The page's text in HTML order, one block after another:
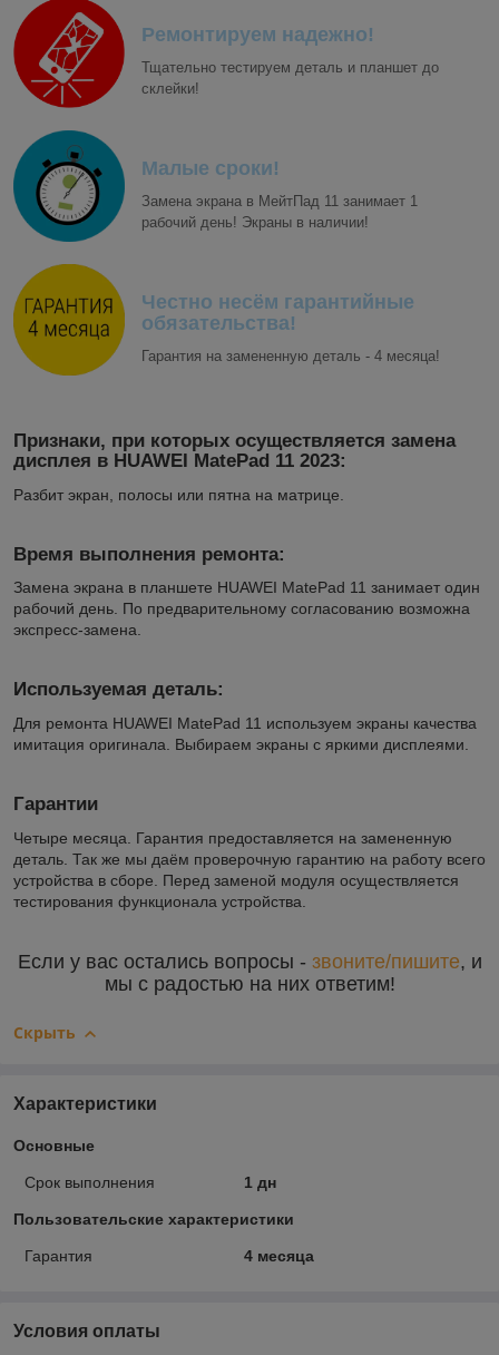
Ремонтируем надежно!
Тщательно тестируем деталь и планшет до
склейки!
Малые сроки!
Замена экрана в МейтПад 11 занимает 1
рабочий день! Экраны в наличии!
Честно несём гарантийные
обязательства!
Гарантия на замененную деталь - 4 месяца!
Признаки, при которых осуществляется замена
дисплея в HUAWEI MatePad 11 2023:
Разбит экран, полосы или пятна на матрице.
Время выполнения ремонта:
Замена экрана в планшете HUAWEI MatePad 11 занимает один
рабочий день. По предварительному согласованию возможна
экспресс-замена.
Используемая деталь:
Для ремонта HUAWEI MatePad 11 используем экраны качества
имитация оригинала. Выбираем экраны с яркими дисплеями.
Гарантии
Четыре месяца. Гарантия предоставляется на замененную
деталь. Так же мы даём проверочную гарантию на работу всего
устройства в сборе. Перед заменой модуля осуществляется
тестирования функционала устройства.
Если у вас остались вопросы - звоните/пишите, и
мы с радостью на них ответим!
Скрыть
Характеристики
Основные
Срок выполнения 1 дн
Пользовательские характеристики
Гарантия 4 месяца
Условия оплаты